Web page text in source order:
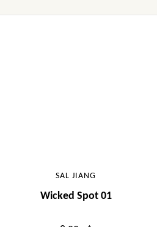
SAL JIANG
Wicked Spot 01